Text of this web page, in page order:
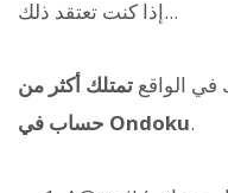
إذا كنت تعتقد ذلك...
في الواقع تمتلك أكثر من
حساب في Ondoku.